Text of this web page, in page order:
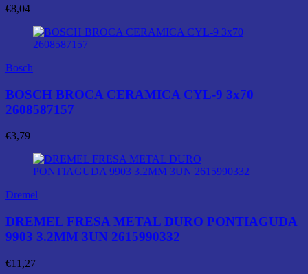
€8,04
Bosch
BOSCH BROCA CERAMICA CYL-9 3x70
2608587157
€3,79
Dremel
DREMEL FRESA METAL DURO PONTIAGUDA
9903 3.2MM 3UN 2615990332
€11,27